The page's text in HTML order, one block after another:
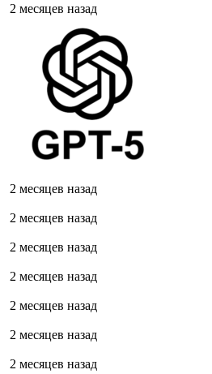
2 месяцев назад
2 месяцев назад
2 месяцев назад
2 месяцев назад
2 месяцев назад
2 месяцев назад
2 месяцев назад
2 месяцев назад